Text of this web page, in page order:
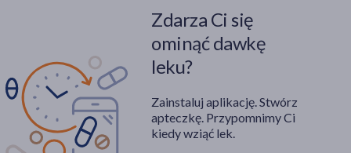
Zdarza Ci się
ominąć dawkę
leku?
Zainstaluj aplikację. Stwórz
apteczkę. Przypomnimy Ci
kiedy wziąć lek.